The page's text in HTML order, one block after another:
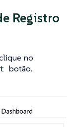
Registro
no
botão.